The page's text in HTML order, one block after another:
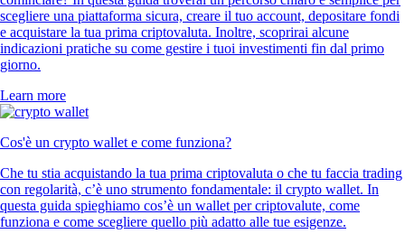
scegliere una piattaforma sicura, creare il tuo account, depositare fondi
e acquistare la tua prima criptovaluta. Inoltre, scoprirai alcune
indicazioni pratiche su come gestire i tuoi investimenti fin dal primo
giorno.
Learn more
Cos'è un crypto wallet e come funziona?
Che tu stia acquistando la tua prima criptovaluta o che tu faccia trading
con regolarità, c’è uno strumento fondamentale: il crypto wallet. In
questa guida spieghiamo cos’è un wallet per criptovalute, come
funziona e come scegliere quello più adatto alle tue esigenze.